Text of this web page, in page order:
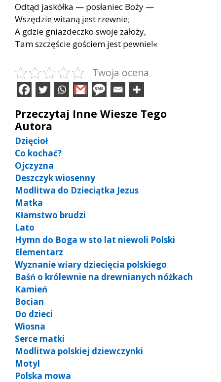
Odtąd jaskółka — posłaniec Boży —
Wszędzie witaną jest rzewnie;
A gdzie gniazdeczko swoje założy,
Tam szczęście gościem jest pewnie!«
Twoja ocena
Przeczytaj Inne Wiesze Tego
Autora
Dzięcioł
Co kochać?
Ojczyzna
Deszczyk wiosenny
Modlitwa do Dzieciątka Jezus
Matka
Kłamstwo brudzi
Lato
Hymn do Boga w sto lat niewoli Polski
Elementarz
Wyznanie wiary dziecięcia polskiego
Baśń o królewnie na drewnianych nóżkach
Kamień
Bocian
Do dzieci
Wiosna
Serce matki
Modlitwa polskiej dziewczynki
Motyl
Polska mowa